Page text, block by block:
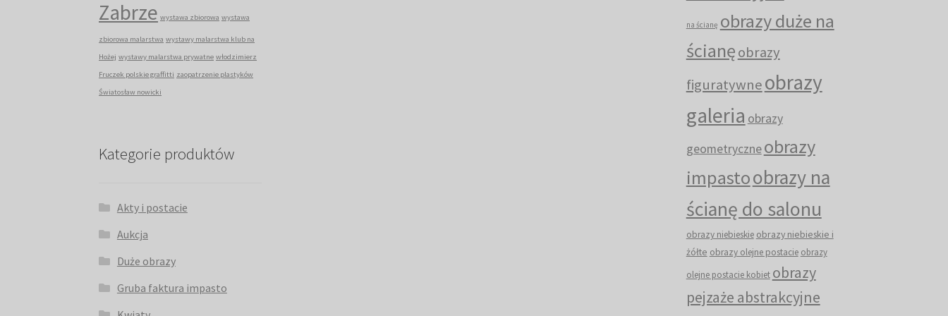
Zabrze wystawa zbiorowa wystawa
zbiorowa malarstwa wystawy malarstwa klub na
Hożej wystawy malarstwa prywatne włodzimierz
Fruczek polskie graffitti zaopatrzenie plastyków
Światosław nowicki
Kategorie produktów
Akty i postacie
Aukcja
Duże obrazy
Gruba faktura impasto
na ścianę obrazy duże na
ścianęobrazy
figuratywneobrazy
galeria obrazy
geometryczneobrazy
impastoobrazy na
ścianę do salonu
obrazy niebieskie obrazy niebieskie i
żółte obrazy olejne postacie obrazy
olejne postacie kobiet obrazy
pejzaże abstrakcyjne